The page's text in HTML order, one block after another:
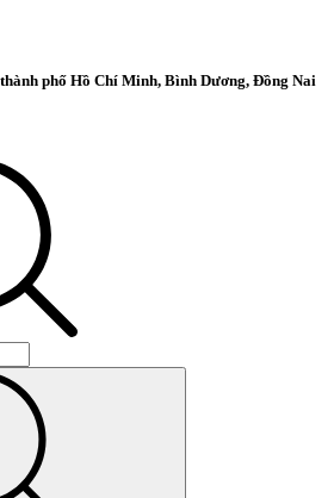
phố Hồ Chí Minh, Bình Dương, Đồng Nai